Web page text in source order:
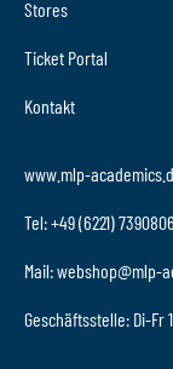
Stores
Ticket Portal
Kontakt
www.mlp-
Tel: +49 (6221)
Mail: webshop@mlp-
Geschäftsstelle: Di-Fr